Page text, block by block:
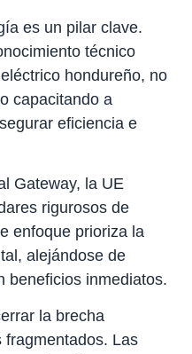
es un pilar clave.
técnico
hondureño, no
capacitando a
eficiencia e
Gateway, la UE
rigurosos de
enfoque prioriza la
alejándose de
beneficios inmediatos.
la brecha
fragmentados. Las